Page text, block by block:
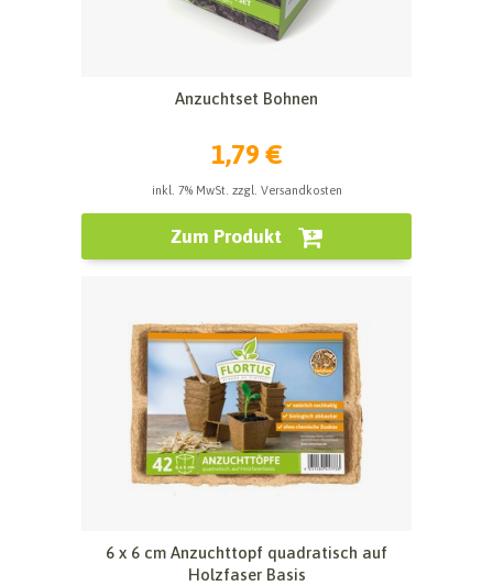
Anzuchtset Bohnen
1,79 €
inkl. 7% MwSt. zzgl. Versandkosten
Zum Produkt
6 x 6 cm Anzuchttopf quadratisch auf
Holzfaser Basis